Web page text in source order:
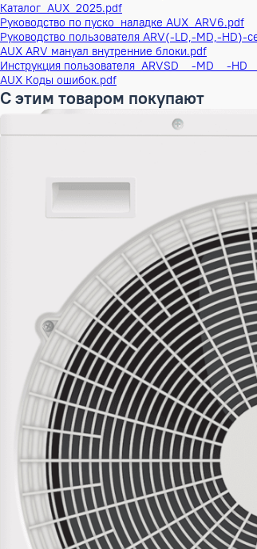
Высота в упаковке
36
Ширина в упаковке
Глубина в упаковке
ШxГxВ в упаковке
Объем Брутто
Вес Брутто
Наименование серии
AUX Дозаправка фреона 2025.pdf
Каталог_AUX_2025.pdf
Руководство по пуско_наладке
Руководство пользователя ARV(-LD,-
AUX ARV мануал внутренние блоки.pdf
Инструкция пользователя_ARVSD__-
AUX Коды ошибок.pdf
С этим товаром покупают